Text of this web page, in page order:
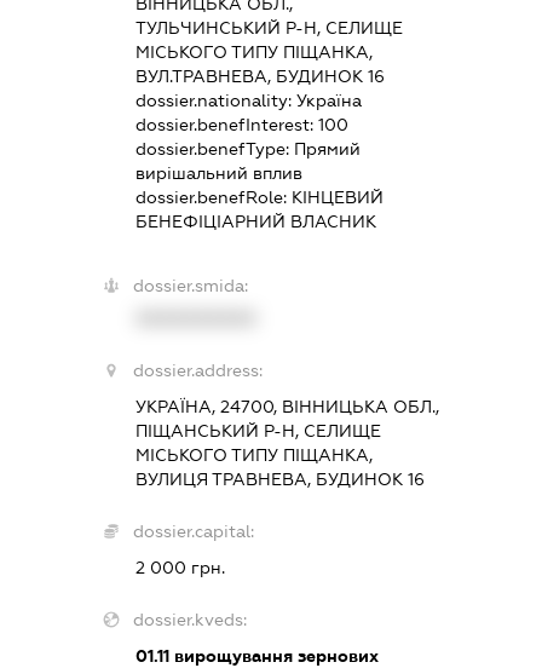
ТУЛЬЧИНСЬКИЙ Р-Н, СЕЛИЩЕ
МІСЬКОГО ТИПУ ПІЩАНКА,
ВУЛ.ТРАВНЕВА, БУДИНОК 16
dossier.nationality: Україна
dossier.benefInterest: 100
dossier.benefType: Прямий
вирішальний вплив
dossier.benefRole: КІНЦЕВИЙ
БЕНЕФІЦІАРНИЙ ВЛАСНИК
dossier.smida:
dossier.address:
УКРАЇНА, 24700, ВІННИЦЬКА ОБЛ.,
ПІЩАНСЬКИЙ Р-Н, СЕЛИЩЕ
МІСЬКОГО ТИПУ ПІЩАНКА,
ВУЛИЦЯ ТРАВНЕВА, БУДИНОК 16
dossier.capital:
2 000 грн.
dossier.kveds:
01.11вирощування зернових